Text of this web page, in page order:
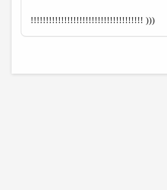
!!!!!!!!!!!!!!!!!!!!!!!!!!!!!!!!!!!!! )))